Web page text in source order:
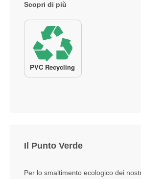
Scopri di più
Il Punto Verde
Per lo smaltimento ecologico dei